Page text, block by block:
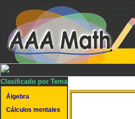
Clasificado por Tema
Álgebra
Cálculos mentales